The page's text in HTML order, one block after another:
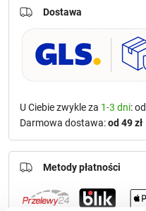
Dostawa
U Ciebie zwykle za 1-3 dni: od
Darmowa dostawa:od 49 zł
Metody płatności